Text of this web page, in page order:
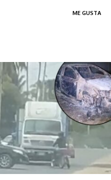
ME GUSTA